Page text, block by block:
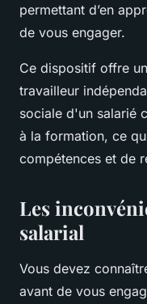
permettant d’en
de vous engager.
Ce dispositif offre
travailleur
sociale d'un salarié
à la formation, ce
compétences et de
Les
salarial
Vous devez
avant de vous